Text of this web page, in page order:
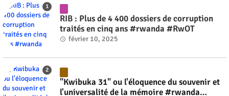
RIB : Plus de 4 400 dossiers de corruption
traités en cinq ans #rwanda #RwOT
février 10, 2025
"Kwibuka 31" ou l'éloquence du souvenir et
l'universalité de la mémoire #rwanda